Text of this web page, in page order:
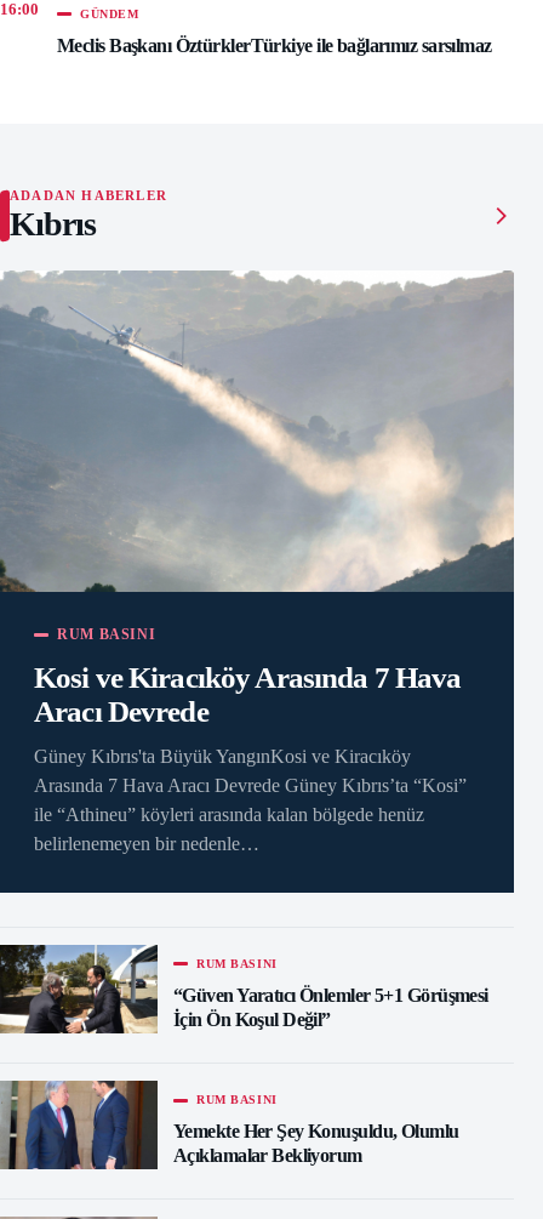
16:00 GÜNDEM
Meclis Başkanı ÖztürklerTürkiye ile bağlarımız sarsılmaz
ADADAN HABERLER
Kıbrıs
RUM BASINI
Kosi ve Kiracıköy Arasında 7 Hava
Aracı Devrede
Güney Kıbrıs'ta Büyük YangınKosi ve Kiracıköy
Arasında 7 Hava Aracı Devrede Güney Kıbrıs’ta “Kosi”
ile “Athineu” köyleri arasında kalan bölgede henüz
belirlenemeyen bir nedenle…
RUM BASINI
“Güven Yaratıcı Önlemler 5+1 Görüşmesi
İçin Ön Koşul Değil”
RUM BASINI
Yemekte Her Şey Konuşuldu, Olumlu
Açıklamalar Bekliyorum